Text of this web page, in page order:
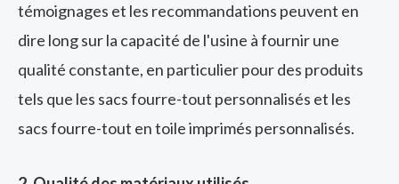
témoignages et les recommandations peuvent en
dire long sur la capacité de l'usine à fournir une
qualité constante, en particulier pour des produits
tels que les sacs fourre-tout personnalisés et les
sacs fourre-tout en toile imprimés personnalisés.